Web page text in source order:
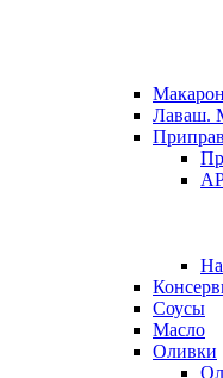
Лаваш.
Соусы
Масло
Оливки